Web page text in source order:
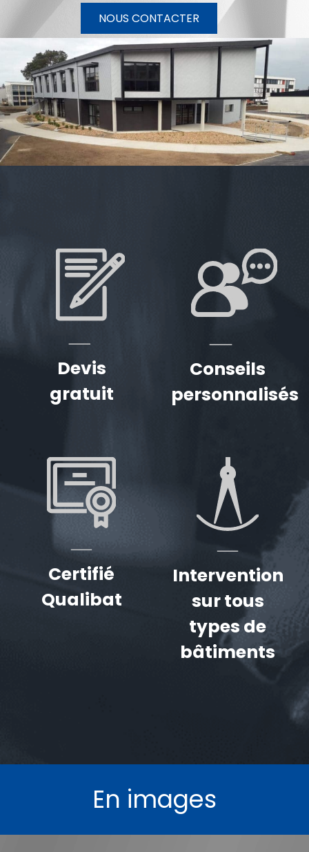
NOUS CONTACTER
Devis
gratuit
Conseils
personnalisés
Certifié
Qualibat
Intervention
sur tous
types de
bâtiments
En images